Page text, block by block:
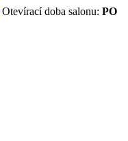
Otevírací doba salonu: PO